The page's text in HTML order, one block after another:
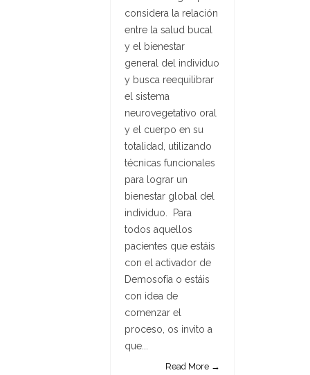
considera la relación
entre la salud bucal
y el bienestar
general del individuo
y busca reequilibrar
el sistema
neurovegetativo oral
y el cuerpo en su
totalidad, utilizando
técnicas funcionales
para lograr un
bienestar global del
individuo. Para
todos aquellos
pacientes que estáis
con el activador de
Demosofía o estáis
con idea de
comenzar el
proceso, os invito a
que...
Read More →